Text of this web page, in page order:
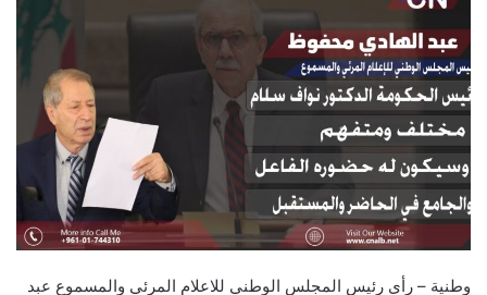
وطنية – رأى رئيس المجلس الوطني للاعلام المرئي والمسموع عبد